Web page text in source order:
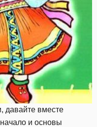
давайте вместе
и основы